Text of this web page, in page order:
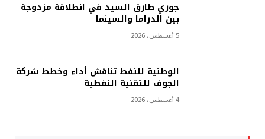
جوري طارق السيد في انطلاقة مزدوجة
بين الدراما والسينما
5 أغسطس، 2026
الوطنية للنفط تناقش أداء وخطط شركة
الجوف للتقنية النفطية
4 أغسطس، 2026